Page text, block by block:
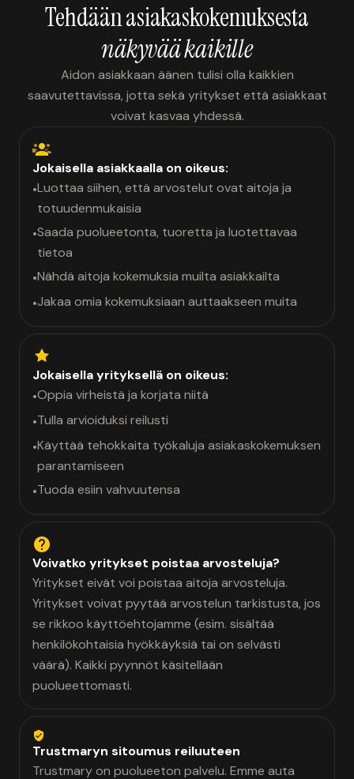
Tehdään asiakaskokemuksesta
näkyvää kaikille
Aidon asiakkaan äänen tulisi olla kaikkien
saavutettavissa, jotta sekä yritykset että asiakkaat
voivat kasvaa yhdessä.
Jokaisella asiakkaalla on oikeus:
•Luottaa siihen, että arvostelut ovat aitoja ja
totuudenmukaisia
•Saada puolueetonta, tuoretta ja luotettavaa
tietoa
•Nähdä aitoja kokemuksia muilta asiakkailta
•Jakaa omia kokemuksiaan auttaakseen muita
Jokaisella yrityksellä on oikeus:
•Oppia virheistä ja korjata niitä
•Tulla arvioiduksi reilusti
•Käyttää tehokkaita työkaluja asiakaskokemuksen
parantamiseen
•Tuoda esiin vahvuutensa
Voivatko yritykset poistaa arvosteluja?
Yritykset eivät voi poistaa aitoja arvosteluja.
Yritykset voivat pyytää arvostelun tarkistusta, jos
se rikkoo käyttöehtojamme (esim. sisältää
henkilökohtaisia hyökkäyksiä tai on selvästi
väärä). Kaikki pyynnöt käsitellään
puolueettomasti.
Trustmaryn sitoumus reiluuteen
Trustmary on puolueeton palvelu. Emme auta